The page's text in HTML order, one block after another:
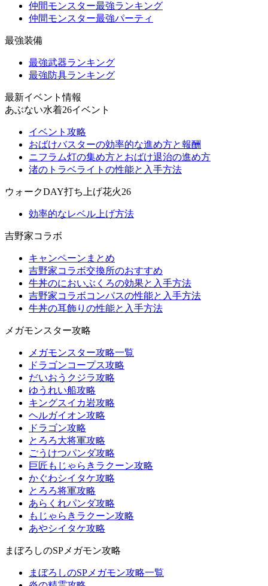
仲間モンスター最強ランキング
仲間モンスター最強パーティ
最強装備
最強武器ランキング
最強防具ランキング
最新イベント情報
あぶない水着26イベント
イベント攻略
おばけバスターの効率的な進め方と報酬
ニフラム灯の集め方とおばけ退治の進め方
渚のトラベライトの性能と入手方法
ウォークDAY打ち上げ花火26
効率的なレベル上げ方法
吉野家コラボ
キャンペーンまとめ
吉野家コラボ交換所のおすすめ
牛丼のにおいぶくろの効果と入手方法
吉野家コラボコンパスの性能と入手方法
牛丼の耳飾りの性能と入手方法
メガモンスター攻略
メガモンスター攻略一覧
ドラゴンコープス攻略
だいおうクジラ攻略
ゆうれい船攻略
キングスイカ岩攻略
ヘルガイオン攻略
ドラゴン攻略
とろろ大将軍攻略
ごうけつパンダ攻略
巨匠もじゃらきラクーン攻略
かぐわシイタケ攻略
とろろ将軍攻略
あらくれパンダ攻略
もじゃらきラクーン攻略
あやシイタケ攻略
まぼろしのSPメガモン攻略
まぼろしのSPメガモン攻略一覧